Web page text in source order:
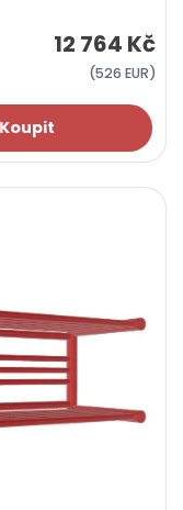
12 764 Kč
(526 EUR)